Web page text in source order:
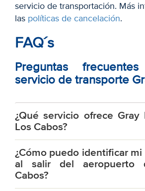
servicio de transportación. Más
las políticas de cancelación.
FAQ´s
Preguntas
servicio de transporte
¿Qué servicio ofrece Gray
Los Cabos?
¿Cómo puedo identificar
al salir del aeropuerto
Cabos?